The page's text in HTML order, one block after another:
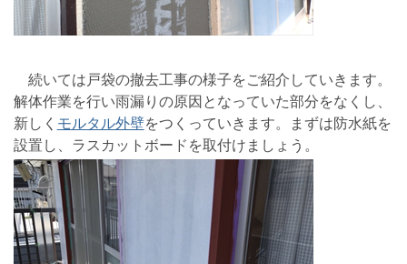
続いては戸袋の撤去工事の様子をご紹介していきます。
解体作業を行い雨漏りの原因となっていた部分をなくし、
新しく モルタル外壁をつくっていきます。まずは防水紙を
設置し、ラスカットボードを取付けましょう。